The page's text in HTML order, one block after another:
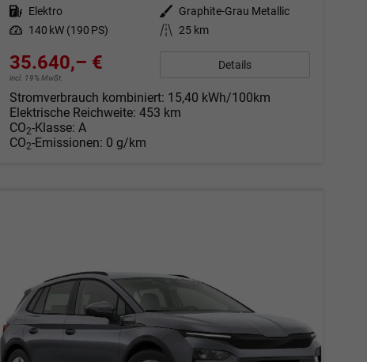
Kraftstoff Elektro Außenfarbe
Graphite-Grau Metallic
Leistung 140 kW (190 PS) Kilometerstand 25 km
35.640,– €
incl. 19% MwSt.
Details
Stromverbrauch kombiniert: 15,40 kWh/100km
Elektrische Reichweite: 453 km
CO2-Klasse: A
CO2-Emissionen: 0 g/km